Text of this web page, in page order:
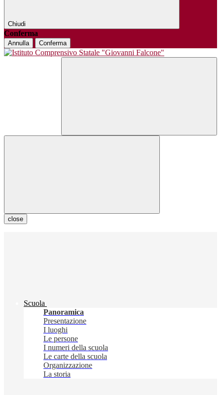
Chiudi
Conferma
Annulla Conferma
close
Scuola
Panoramica
Presentazione
I luoghi
Le persone
I numeri della scuola
Le carte della scuola
Organizzazione
La storia